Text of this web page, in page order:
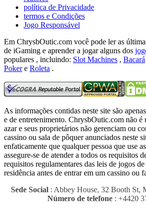
política de Privacidade
termos e Condições
Jogo Responsável
Em ChrysbOutic.com você pode ler as
de iGaming e aprender a jogar alguns dos
populares , incluindo: Slot Machines , Bacará
Pokere Roleta .
As informações contidas neste site são
e de entretenimento. ChrysbOutic.com não é
azar e seus proprietários não gerenciam ou
cassino ou sala de pôquer anunciados neste
enfaticamente que qualquer pessoa que use
assegure-se de atender a todos os requisitos
requisitos regulamentares das leis de jogos
residência antes de entrar em um cassino ou
Sede Social: Abbey House, 32 Booth St,
Número de telefone: +4420